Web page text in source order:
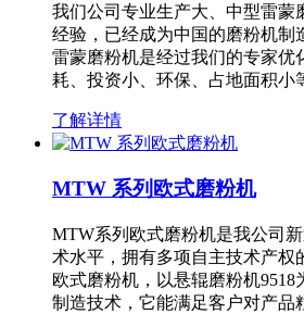
我们公司专业生产大、中型雷蒙
经验，已经成为中国的磨粉机制
雷蒙磨粉机是经过我们的专家优
耗、投资小、环保、占地面积
了解详情
MTW 系列欧式磨粉机
MTW系列欧式磨粉机是我公司
术水平，拥有多项自主技术产
欧式磨粉机，以悬辊磨粉机
制造技术，它能满足客户对产